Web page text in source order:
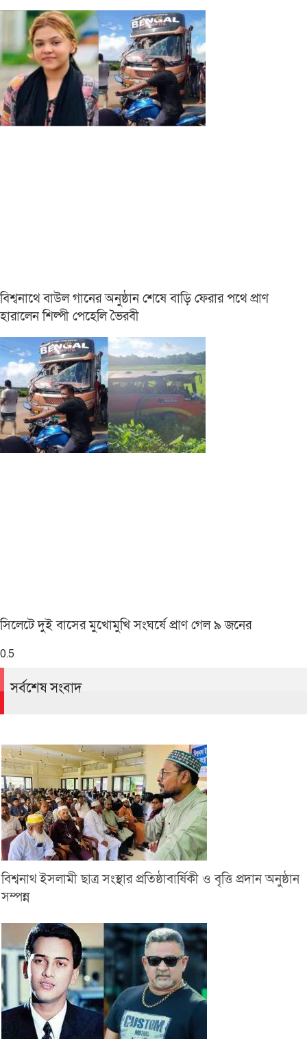
বিশ্বনাথে বাউল গানের অনুষ্ঠান শেষে বাড়ি ফেরার পথে প্রাণ
হারালেন শিল্পী পেহেলি ভৈরবী
সিলেটে দুই বাসের মুখোমুখি সংঘর্ষে প্রাণ গেল ৯ জনের
সর্বশেষ সংবাদ
বিশ্বনাথ ইসলামী ছাত্র সংস্থার প্রতিষ্ঠাবার্ষিকী ও বৃত্তি প্রদান অনুষ্ঠান
সম্পন্ন